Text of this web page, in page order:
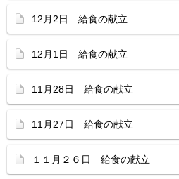
12月2日 給食の献立
12月1日 給食の献立
11月28日 給食の献立
11月27日 給食の献立
１１月２６日 給食の献立